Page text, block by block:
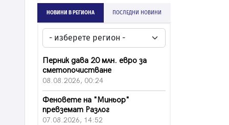
НОВИНИ В РЕГИОНА ПОСЛЕДНИ НОВИНИ
Перник дава 20 млн. евро за
сметопочистване
08.08.2026, 00:24
Феновете на "Миньор"
превземат Разлог
07.08.2026, 14:52